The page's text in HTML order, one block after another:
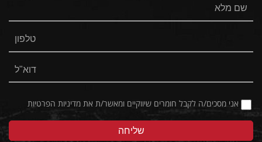
אני מסכים/ה לקבל חומרים שיווקיים ומאשר/ת את מדיניות הפרטיות